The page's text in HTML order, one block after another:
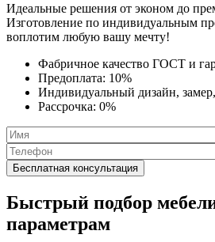
Идеальные решения от эконом до
Изготовление по индивидуальным
воплотим любую вашу мечту!
Фабричное качество ГОСТ и
Предоплата: 10%
Индивидуальный дизайн, замер,
Рассрочка: 0%
Быстрый подбор
параметрам